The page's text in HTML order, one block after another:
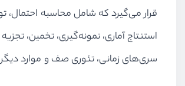
قرار می‌گیرد که شامل محاسبه احتمال،
استنتاج آماری، نمونه‌گیری، تخمین،
سری‌های زمانی، تئوری صف و موارد